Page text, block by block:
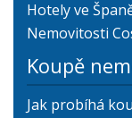
Hotely ve
Nemovitosti
Koupě
Jak probíhá